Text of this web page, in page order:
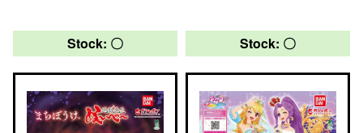
Stock: 〇 Stock: 〇